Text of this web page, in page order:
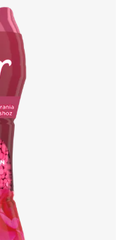
Coccolino
pampers